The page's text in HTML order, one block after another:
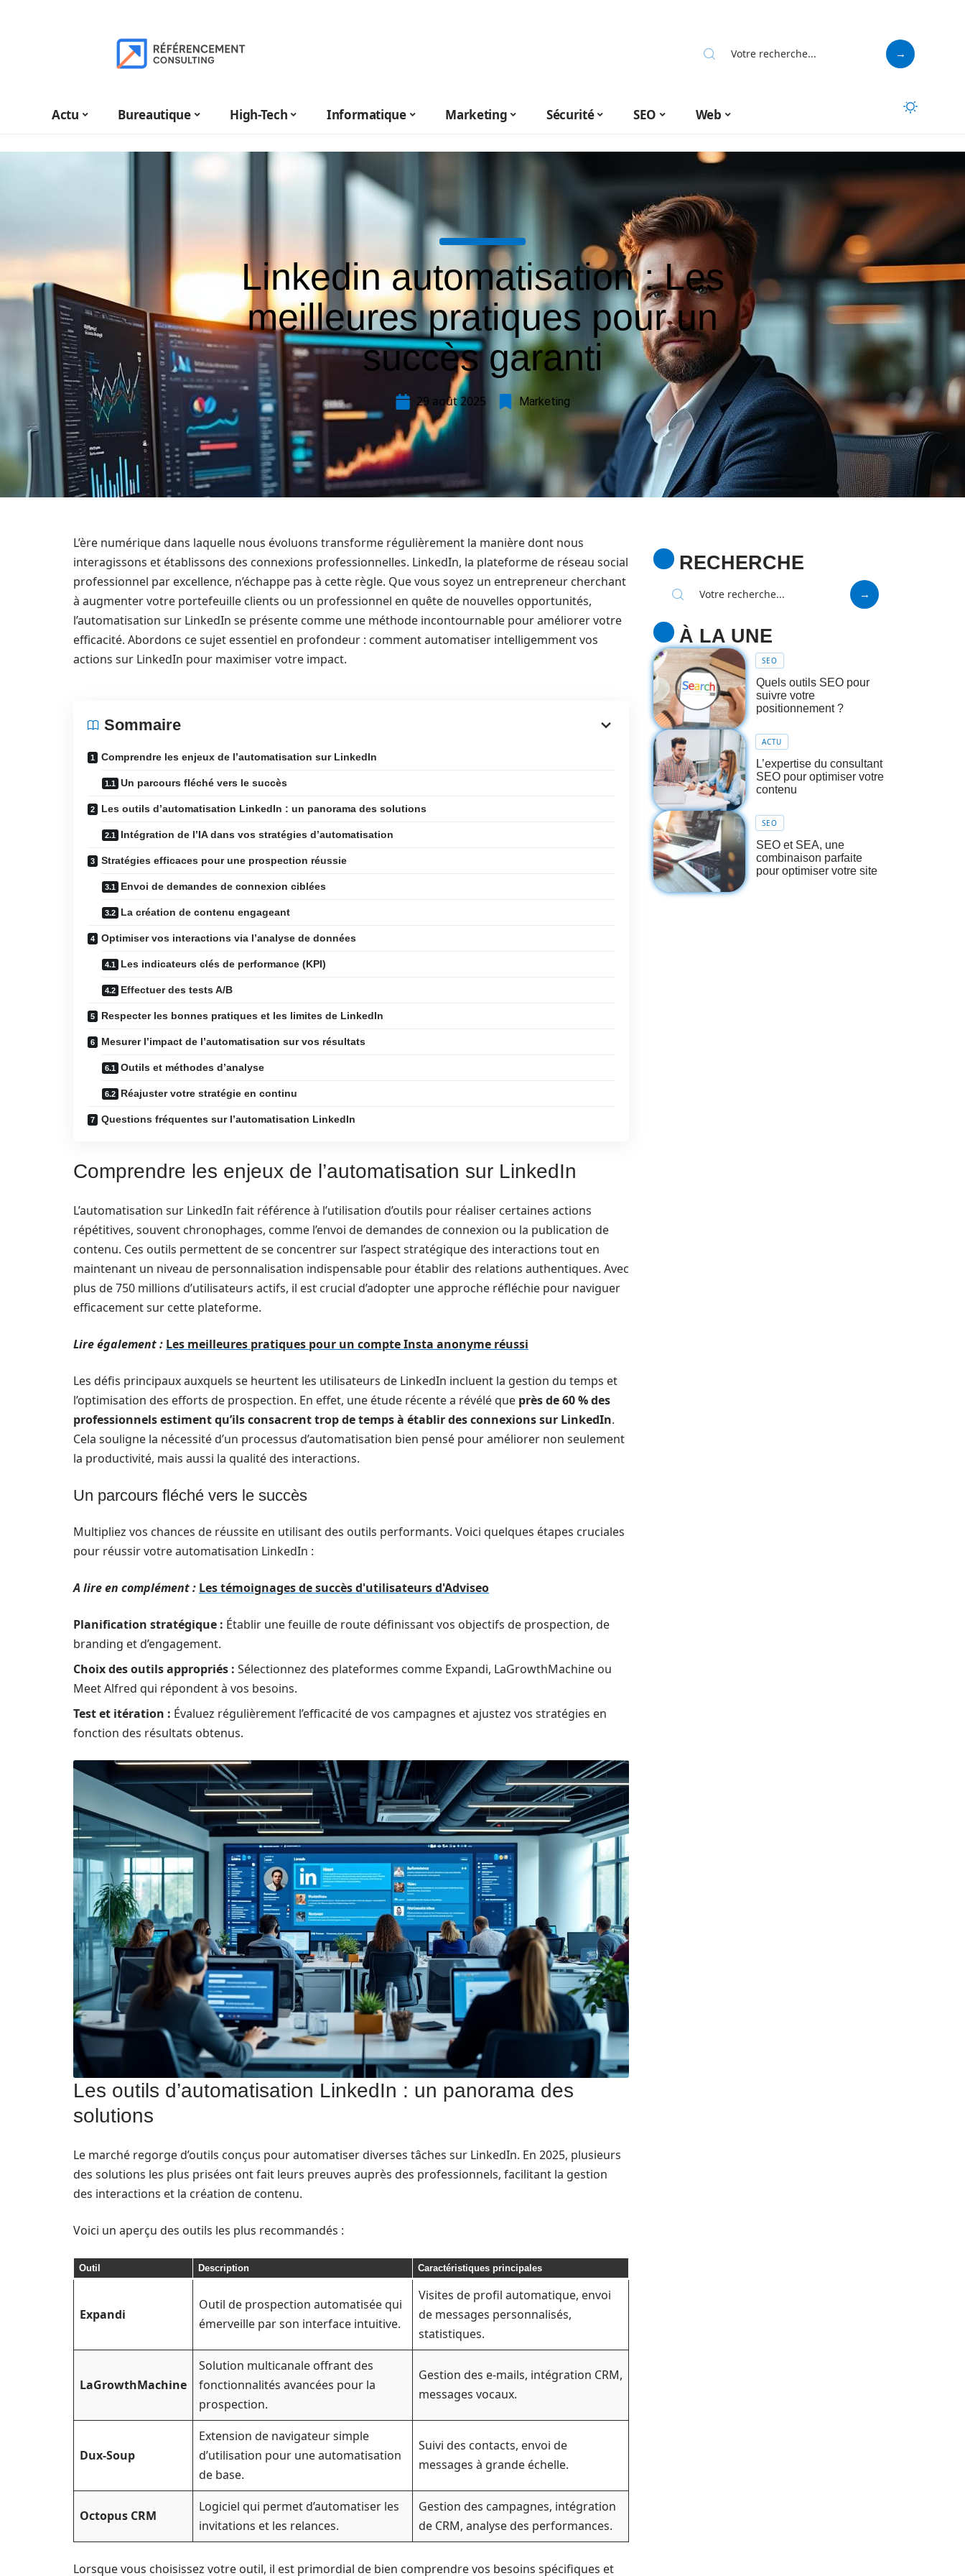
Actu Bureautique High-Tech Informatique Marketing Sécurité SEO Web
Linkedin automatisation : Les
meilleures pratiques pour un
succès garanti
29 août 2025 Marketing
L’ère numérique dans laquelle nous évoluons transforme régulièrement la manière dont nous
interagissons et établissons des connexions professionnelles. LinkedIn, la plateforme de réseau social
professionnel par excellence, n’échappe pas à cette règle. Que vous soyez un entrepreneur cherchant
à augmenter votre portefeuille clients ou un professionnel en quête de nouvelles opportunités,
l’automatisation sur LinkedIn se présente comme une méthode incontournable pour améliorer votre
efficacité. Abordons ce sujet essentiel en profondeur : comment automatiser intelligemment vos
actions sur LinkedIn pour maximiser votre impact.
Sommaire
Comprendre les enjeux de l’automatisation sur LinkedIn
Un parcours fléché vers le succès
Les outils d’automatisation LinkedIn : un panorama des solutions
Intégration de l’IA dans vos stratégies d’automatisation
Stratégies efficaces pour une prospection réussie
Envoi de demandes de connexion ciblées
La création de contenu engageant
Optimiser vos interactions via l’analyse de données
Les indicateurs clés de performance (KPI)
Effectuer des tests A/B
Respecter les bonnes pratiques et les limites de LinkedIn
Mesurer l’impact de l’automatisation sur vos résultats
Outils et méthodes d’analyse
Réajuster votre stratégie en continu
Questions fréquentes sur l’automatisation LinkedIn
Comprendre les enjeux de l’automatisation sur LinkedIn
L’automatisation sur LinkedIn fait référence à l’utilisation d’outils pour réaliser certaines actions
répétitives, souvent chronophages, comme l’envoi de demandes de connexion ou la publication de
contenu. Ces outils permettent de se concentrer sur l’aspect stratégique des interactions tout en
maintenant un niveau de personnalisation indispensable pour établir des relations authentiques. Avec
plus de 750 millions d’utilisateurs actifs, il est crucial d’adopter une approche réfléchie pour naviguer
efficacement sur cette plateforme.
Lire également : Les meilleures pratiques pour un compte Insta anonyme réussi
Les défis principaux auxquels se heurtent les utilisateurs de LinkedIn incluent la gestion du temps et
l’optimisation des efforts de prospection. En effet, une étude récente a révélé que près de 60 % des
professionnels estiment qu’ils consacrent trop de temps à établir des connexions sur LinkedIn.
Cela souligne la nécessité d’un processus d’automatisation bien pensé pour améliorer non seulement
la productivité, mais aussi la qualité des interactions.
Un parcours fléché vers le succès
Multipliez vos chances de réussite en utilisant des outils performants. Voici quelques étapes cruciales
pour réussir votre automatisation LinkedIn :
A lire en complément : Les témoignages de succès d'utilisateurs d'Adviseo
Planification stratégique : Établir une feuille de route définissant vos objectifs de prospection, de
branding et d’engagement.
Choix des outils appropriés : Sélectionnez des plateformes comme Expandi, LaGrowthMachine ou
Meet Alfred qui répondent à vos besoins.
Test et itération : Évaluez régulièrement l’efficacité de vos campagnes et ajustez vos stratégies en
fonction des résultats obtenus.
Les outils d’automatisation LinkedIn : un panorama des
solutions
Le marché regorge d’outils conçus pour automatiser diverses tâches sur LinkedIn. En 2025, plusieurs
des solutions les plus prisées ont fait leurs preuves auprès des professionnels, facilitant la gestion
des interactions et la création de contenu.
Voici un aperçu des outils les plus recommandés :
Outil Description Caractéristiques principales
Expandi
Outil de prospection automatisée qui
émerveille par son interface intuitive.
Visites de profil automatique, envoi
de messages personnalisés,
statistiques.
LaGrowthMachine
Solution multicanale offrant des
fonctionnalités avancées pour la
prospection.
Gestion des e-mails, intégration CRM,
messages vocaux.
Dux-Soup
Extension de navigateur simple
d’utilisation pour une automatisation
de base.
Suivi des contacts, envoi de
messages à grande échelle.
Octopus CRM
Logiciel qui permet d’automatiser les
invitations et les relances.
Gestion des campagnes, intégration
de CRM, analyse des performances.
Lorsque vous choisissez votre outil, il est primordial de bien comprendre vos besoins spécifiques et
RECHERCHE
À LA UNE
SEO
Quels outils SEO pour
suivre votre
positionnement ?
ACTU
L’expertise du consultant
SEO pour optimiser votre
contenu
SEO
SEO et SEA, une
combinaison parfaite
pour optimiser votre site